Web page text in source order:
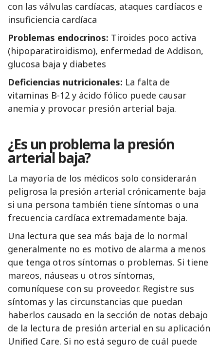
con las válvulas cardíacas, ataques cardíacos e
insuficiencia cardíaca
Problemas endocrinos: Tiroides poco activa
(hipoparatiroidismo), enfermedad de Addison,
glucosa baja y diabetes
Deficiencias nutricionales: La falta de
vitaminas B-12 y ácido fólico puede causar
anemia y provocar presión arterial baja.
¿Es un problema la presión
arterial baja?
La mayoría de los médicos solo considerarán
peligrosa la presión arterial crónicamente baja
si una persona también tiene síntomas o una
frecuencia cardíaca extremadamente baja.
Una lectura que sea más baja de lo normal
generalmente no es motivo de alarma a menos
que tenga otros síntomas o problemas. Si tiene
mareos, náuseas u otros síntomas,
comuníquese con su proveedor. Registre sus
síntomas y las circunstancias que puedan
haberlos causado en la sección de notas debajo
de la lectura de presión arterial en su aplicación
Unified Care. Si no está seguro de cuál puede